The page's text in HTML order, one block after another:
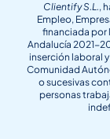
Clientify S.L.,
Empleo,
financiada por
Andalucía 2021-
inserción laboral
Comunidad
o sucesivas
personas